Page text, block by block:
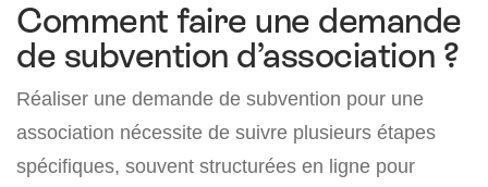
Comment faire une demande
de subvention d’association ?
Réaliser une demande de subvention pour une
association nécessite de suivre plusieurs étapes
spécifiques, souvent structurées en ligne pour